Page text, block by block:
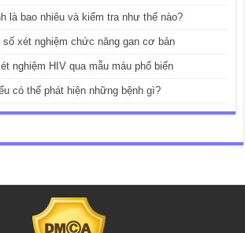
là bao nhiêu và kiểm tra như thế nào?
xét nghiệm chức năng gan cơ bản
nghiệm HIV qua mẫu máu phổ biến
có thể phát hiện những bệnh gì?